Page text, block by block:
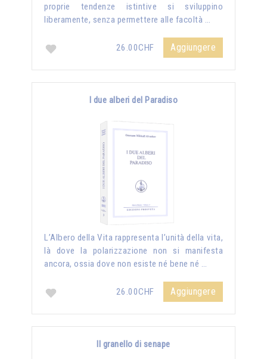
proprie tendenze istintive si sviluppino
liberamente, senza permettere alle facoltà …
26.00CHF Aggiungere
I due alberi del Paradiso
L’Albero della Vita rappresenta l’unità della vita,
là dove la polarizzazione non si manifesta
ancora, ossia dove non esiste né bene né …
26.00CHF Aggiungere
Il granello di senape